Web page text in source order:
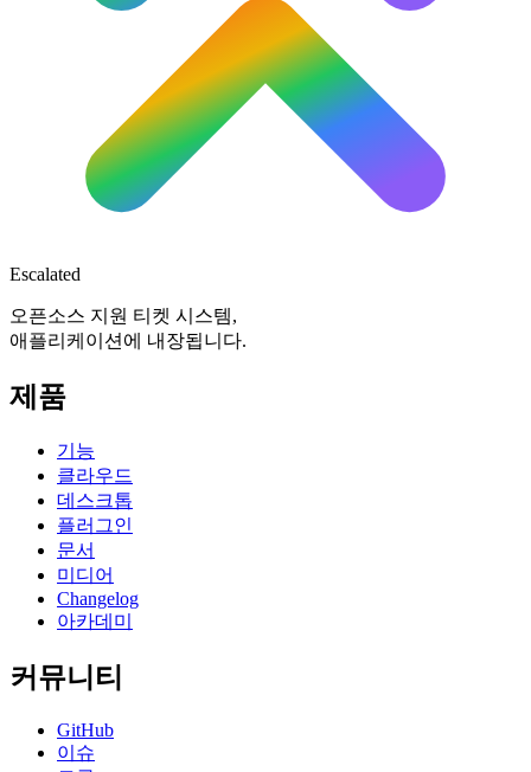
Escalated
오픈소스 지원 티켓 시스템,
애플리케이션에 내장됩니다.
제품
기능
클라우드
데스크톱
플러그인
문서
미디어
Changelog
아카데미
커뮤니티
GitHub
이슈